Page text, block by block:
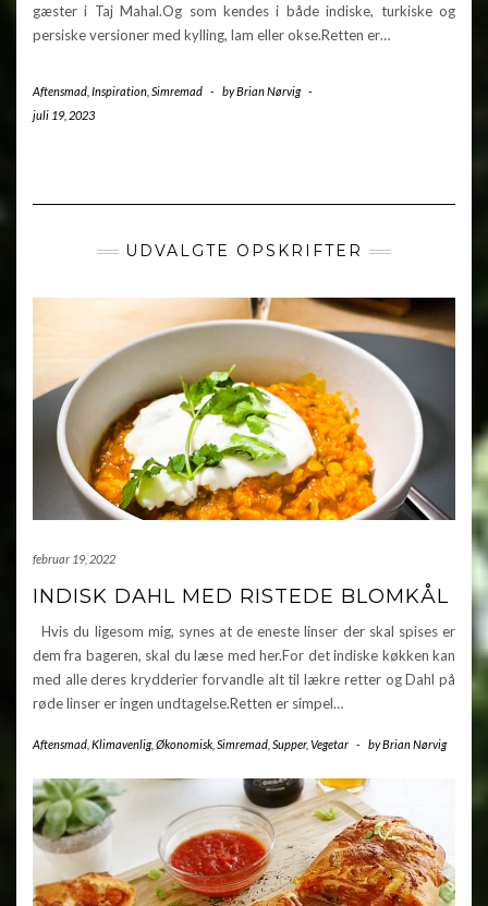
gæster i Taj Mahal.Og som kendes i både indiske, turkiske og
persiske versioner med kylling, lam eller okse.Retten er…
Aftensmad Inspiration Simremad - byBrian Nørvig -
juli 19, 2023
UDVALGTE OPSKRIFTER
februar 19, 2022
INDISK DAHL MED RISTEDE BLOMKÅL
Hvis du ligesom mig, synes at de eneste linser der skal spises er
dem fra bageren, skal du læse med her.For det indiske køkken kan
med alle deres krydderier forvandle alt til lækre retter og Dahl på
røde linser er ingen undtagelse.Retten er simpel…
Aftensmad Klimavenlig, Økonomisk Simremad Supper, Vegetar - byBrian Nørvig